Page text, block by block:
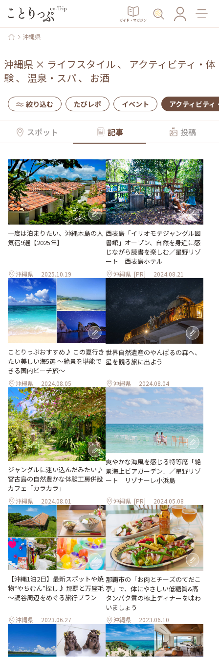
ガイド・マガジン
沖縄県
沖縄県 × ライフスタイル、 アクティビティ・体
験、 温泉・スパ、 お酒
絞り込む たびレポ イベント アクティビティ
スポット 記事 投稿
一度は泊まりたい、沖縄本島の人
気宿9選【2025年】
沖縄県 2025.10.19
西表島「イリオモテジャングル図
書館」オープン、自然を身近に感
じながら読書を楽しむ／星野リゾ
ート 西表島ホテル
沖縄県 [PR] 2024.08.21
ことりっぷおすすめ♪ この夏行き
たい美しい海5選 〜絶景を堪能で
きる国内ビーチ旅～
沖縄県 2024.08.05
世界自然遺産のやんばるの森へ、
星を観る旅に出よう
沖縄県 2024.08.04
ジャングルに迷い込んだみたい♪
宮古島の自然豊かな体験工房併設
カフェ「カラカラ」
沖縄県 2024.08.01
爽やかな海⾵を感じる特等席「絶
景海上ビアガーデン」／星野リゾ
ート リゾナーレ⼩浜島
沖縄県 [PR] 2024.05.08
【沖縄1泊2日】最新スポットや焼
物“やちむん”探し♪ 那覇と万座毛
～読谷周辺をめぐる旅行プラン
沖縄県 2023.06.27
那覇市の「お肉とチーズのてだこ
亭」で、体にやさしい低糖質&高
タンパク質の極上ディナーを味わ
いましょう
沖縄県 2023.06.10